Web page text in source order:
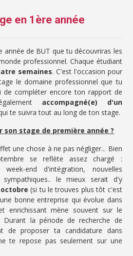
en 1ère année
année de BUT que tu découvriras les
professionnel. Chaque étudiant
semaines. C'est l'occasion pour
le domaine professionnel que tu
de compléter encore ton rapport de
accompagné(e) d'un
te suivra tout au long de ton stage.
son stage de première année ?
une chose à ne pas négliger... Bien
se reflète assez chargé :
end d'intégration, nouvelles
le mieux serait d'y
(si tu le trouves plus tôt c'est
bonne entreprise qui évolue dans
enrichissant mène souvent sur le
Durant la période de recherche de
de proposer ta candidature dans
te repose pas seulement sur une